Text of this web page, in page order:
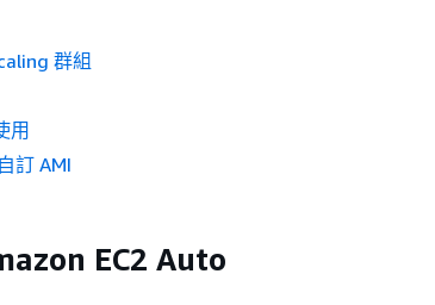
群組
用
訂 AMI
EC2 Auto